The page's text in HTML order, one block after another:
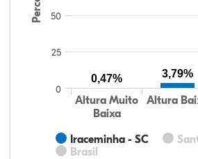
Iraceminha - SC
Brasil
Altura Muito
Baixa
Altura
0
25
50
0,47% 3,79%